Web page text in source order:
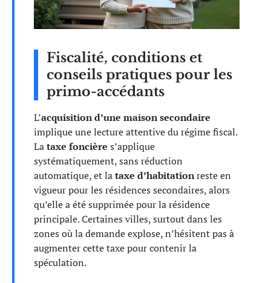
Fiscalité, conditions et
conseils pratiques pour les
primo-accédants
L’acquisition d’une maison secondaire
implique une lecture attentive du régime fiscal.
Lataxe foncière s’applique
systématiquement, sans réduction
automatique, et lataxe d’habitationreste en
vigueur pour les résidences secondaires, alors
qu’elle a été supprimée pour la résidence
principale. Certaines villes, surtout dans les
zones où la demande explose, n’hésitent pas à
augmenter cette taxe pour contenir la
spéculation.